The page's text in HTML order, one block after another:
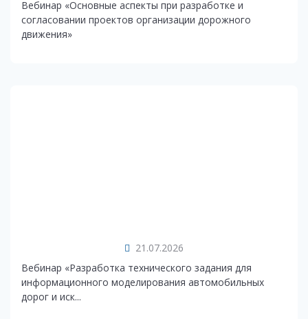
Вебинар «Основные аспекты при разработке и
согласовании проектов организации дорожного
движения»
21.07.2026
Вебинар «Разработка технического задания для
информационного моделирования автомобильных
дорог и иск...